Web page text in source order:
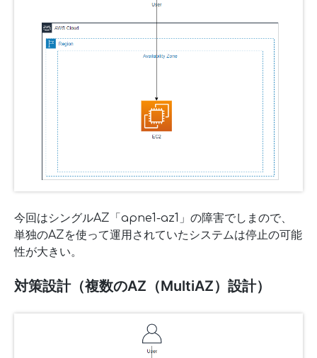
今回はシングルAZ「apne1-az1」の障害でしまので、
単独のAZを使って運用されていたシステムは停止の可能
性が大きい。
対策設計（複数のAZ（MultiAZ）設計）